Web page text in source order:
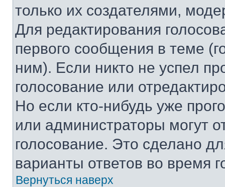
только их создателями,
Для редактирования
первого сообщения в теме
ним). Если никто не успел
голосование или
Но если кто-нибудь уже
или администраторы могут
голосование. Это сделано
варианты ответов во время
Вернуться наверх